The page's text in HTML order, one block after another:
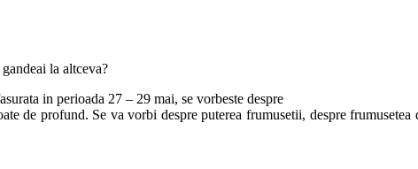
la altceva?
in perioada 27 – 29 mai, se vorbeste despre
de profund. Se va vorbi despre puterea frumusetii, despre